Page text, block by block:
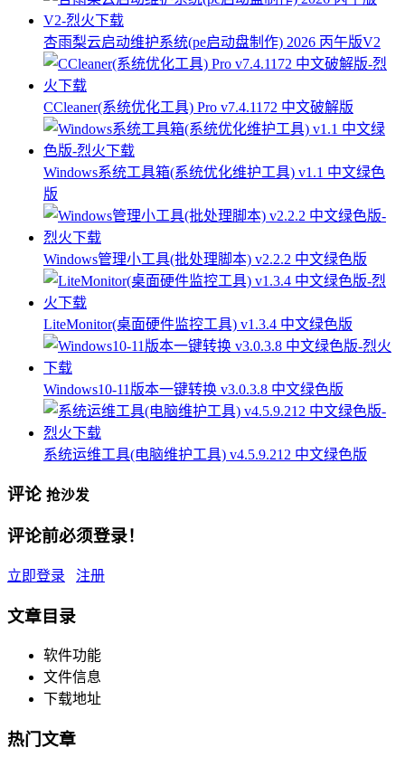
杏雨梨云启动维护系统(pe启动盘制作) 2026 丙午版V2
CCleaner(系统优化工具) Pro v7.4.1172 中文破解版
Windows系统工具箱(系统优化维护工具) v1.1 中文绿色
版
Windows管理小工具(批处理脚本) v2.2.2 中文绿色版
LiteMonitor(桌面硬件监控工具) v1.3.4 中文绿色版
Windows10-11版本一键转换 v3.0.3.8 中文绿色版
系统运维工具(电脑维护工具) v4.5.9.212 中文绿色版
评论 抢沙发
评论前必须登录！
立即登录 注册
文章目录
软件功能
文件信息
下载地址
热门文章